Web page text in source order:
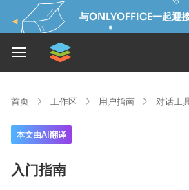
与ONLYOFFICE一起迎
首页 工作区 用户指南 对话工
本文由AI翻译
入门指南